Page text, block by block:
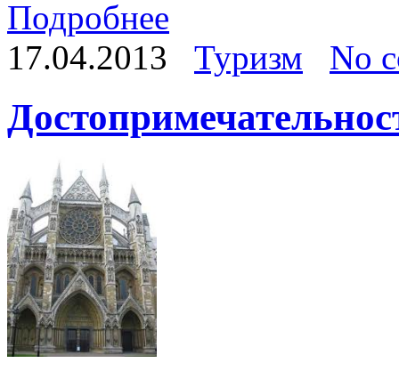
Подробнее
17.04.2013
Туризм No